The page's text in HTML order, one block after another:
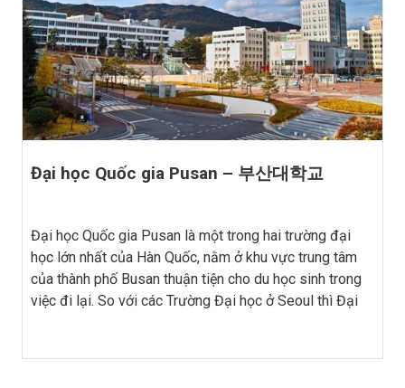
Đại học Quốc gia Pusan – 부산대학교
Đại học Quốc gia Pusan là một trong hai trường đại
học lớn nhất của Hàn Quốc, nằm ở khu vực trung tâm
của thành phố Busan thuận tiện cho du học sinh trong
việc đi lại. So với các Trường Đại học ở Seoul thì Đại